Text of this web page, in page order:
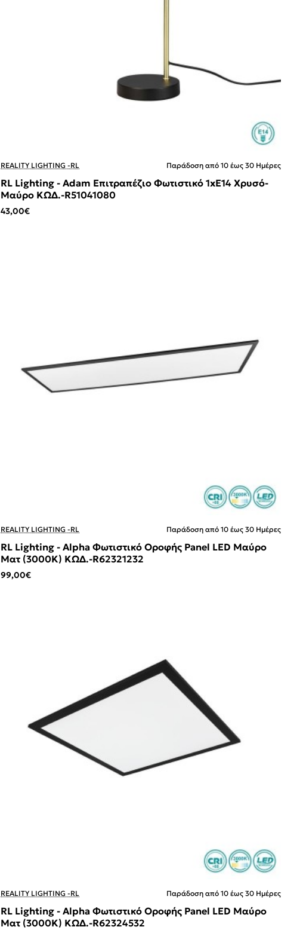
REALITY LIGHTING -RL Παράδοση από 10 έως 30 Ημέρες
RL Lighting - Adam Επιτραπέζιο Φωτιστικό 1xE14 Χρυσό-
Μαύρο ΚΩΔ.-R51041080
43,00€
REALITY LIGHTING -RL Παράδοση από 10 έως 30 Ημέρες
RL Lighting - Alpha Φωτιστικό Οροφής Panel LED Μαύρο
Ματ (3000K) ΚΩΔ.-R62321232
99,00€
REALITY LIGHTING -RL Παράδοση από 10 έως 30 Ημέρες
RL Lighting - Alpha Φωτιστικό Οροφής Panel LED Μαύρο
Ματ (3000K) ΚΩΔ.-R62324532